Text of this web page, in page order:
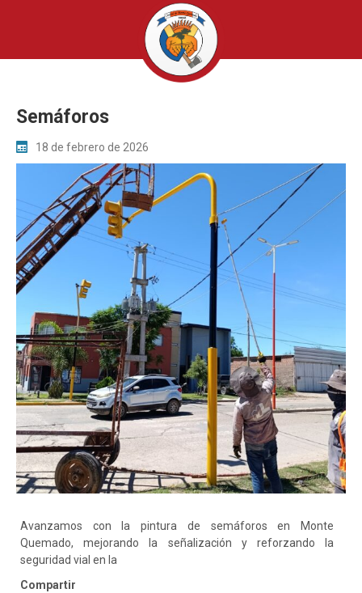
Semáforos
18 de febrero de 2026
Avanzamos con la pintura de semáforos en Monte
Quemado, mejorando la señalización y reforzando la
seguridad vial en la
Compartir